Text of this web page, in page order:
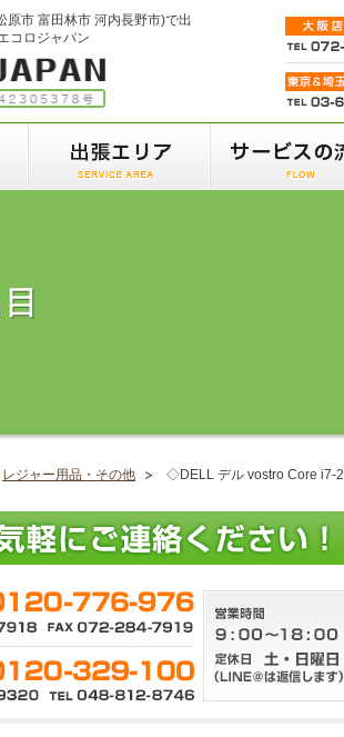
原市 富田林市 河内長野市)で出
コロジャパン
レジャー用品・その他 ◇DELL デル vostro Core i7-